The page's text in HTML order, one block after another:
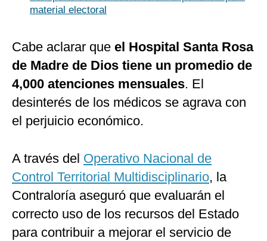
material electoral
Cabe aclarar que el Hospital Santa Rosa
de Madre de Dios tiene un promedio de
4,000 atenciones mensuales. El
desinterés de los médicos se agrava con
el perjuicio económico.
A través del Operativo Nacional de
Control Territorial Multidisciplinario, la
Contraloría aseguró que evaluarán el
correcto uso de los recursos del Estado
para contribuir a mejorar el servicio de